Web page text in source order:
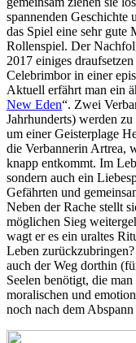
spannenden Geschichte
das Spiel eine sehr gute
Rollenspiel. Der
2017 einiges
Celebrimbor in einer
Aktuell erfährt man ein
New Eden“. Zwei
Jahrhunderts) werden
um einer Geisterplage
die Verbannerin Artrea,
knapp entkommt. Im
sondern auch ein
Gefährten und
Neben der Rache stellt
möglichen Sieg
wagt er es ein uraltes
Leben
auch der Weg dorthin
Seelen benötigt, die
moralischen und
noch nach dem